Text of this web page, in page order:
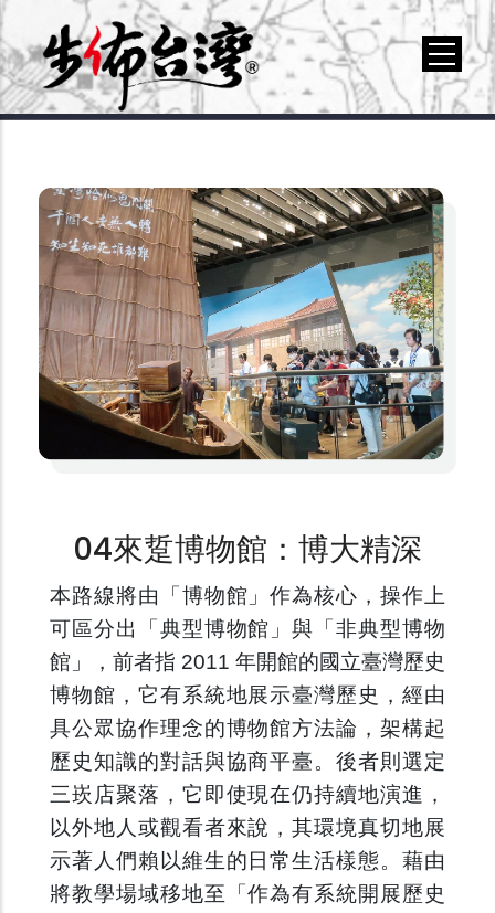
04來踅博物館：博大精深
本路線將由「博物館」作為核心，操作上
可區分出「典型博物館」與「非典型博物
館」，前者指 2011 年開館的國立臺灣歷史
博物館，它有系統地展示臺灣歷史，經由
具公眾協作理念的博物館方法論，架構起
歷史知識的對話與協商平臺。後者則選定
三崁店聚落，它即使現在仍持續地演進，
以外地人或觀看者來說，其環境真切地展
示著人們賴以維生的日常生活樣態。藉由
將教學場域移地至「作為有系統開展歷史